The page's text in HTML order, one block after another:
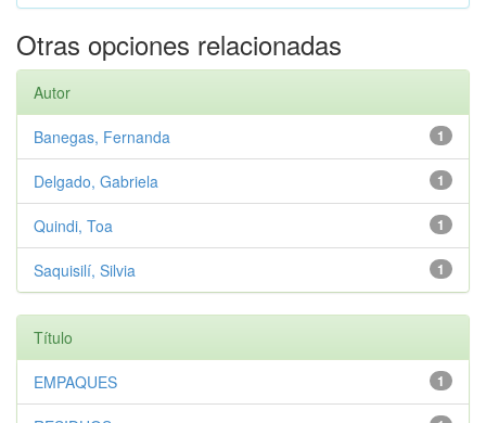
Otras opciones relacionadas
Autor
1
Banegas, Fernanda
1
Delgado, Gabriela
1
Quindi, Toa
1
Saquisilí, Silvia
Título
1
EMPAQUES